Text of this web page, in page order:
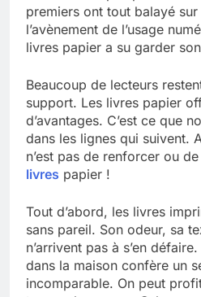
premiers ont tout balayé
l’avènement de l’usage
livres papier a su garder
Beaucoup de lecteurs
support. Les livres papier
d’avantages. C’est ce que
dans les lignes qui suivent.
n’est pas de renforcer ou
livres papier !
Tout d’abord, les livres
sans pareil. Son odeur, sa
n’arrivent pas à s’en
dans la maison confère un
incomparable. On peut